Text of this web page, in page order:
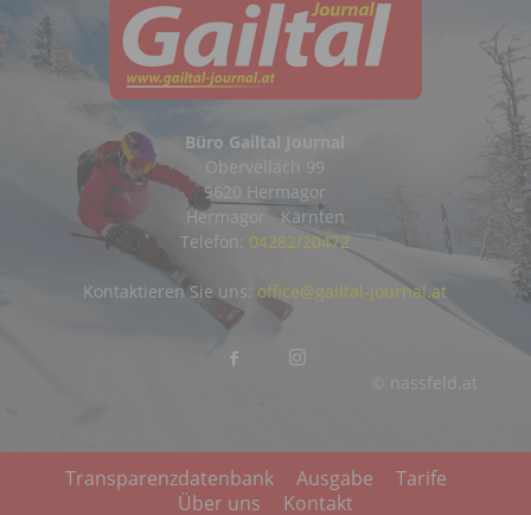
Büro Gailtal Journal
Obervellach 99
9620 Hermagor
Hermagor - Kärnten
Telefon: 04282/20472
© nassfeld.at
Kontaktieren Sie uns: office@gailtal-journal.at
Transparenzdatenbank Ausgabe
Tarife
Über uns
Kontakt